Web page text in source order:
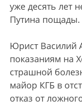
уже десять лет
Путина пощады.
Юрист Василий
показаниям на
страшной
майор КГБ в
отказ от